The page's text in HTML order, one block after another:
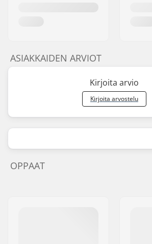
ASIAKKAIDEN ARVIOT
Kirjoita arvio
Kirjoita arvostelu
OPPAAT